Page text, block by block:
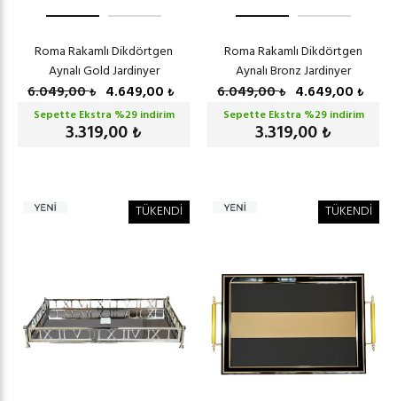
Roma Rakamlı Dikdörtgen
Aynalı Gold Jardinyer
6.049,00₺ 4.649,00 ₺
Sepette Ekstra %29indirim
3.319,00 ₺
Roma Rakamlı Dikdörtgen
Aynalı Bronz Jardinyer
6.049,00₺ 4.649,00 ₺
Sepette Ekstra %29indirim
3.319,00 ₺
TÜKENDİ TÜKENDİ